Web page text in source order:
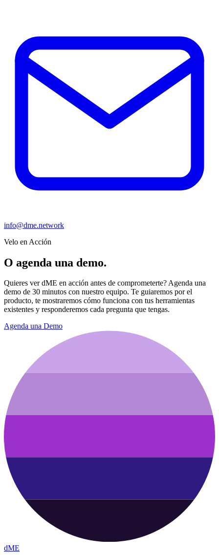
info@dme.network
Velo en Acción
O agenda una demo.
Quieres ver dME en acción antes de comprometerte? Agenda una
demo de 30 minutos con nuestro equipo. Te guiaremos por el
producto, te mostraremos cómo funciona con tus herramientas
existentes y responderemos cada pregunta que tengas.
Agenda una Demo
dME